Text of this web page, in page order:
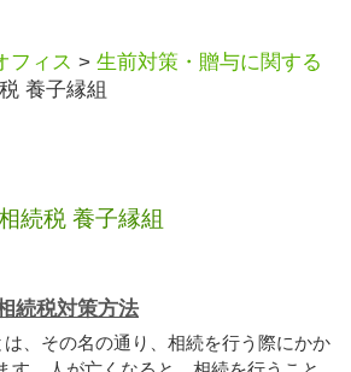
フィス > 生前対策・贈与に関する
養子縁組
続税 養子縁組
続税対策方法
は、その名の通り、相続を行う際にかか